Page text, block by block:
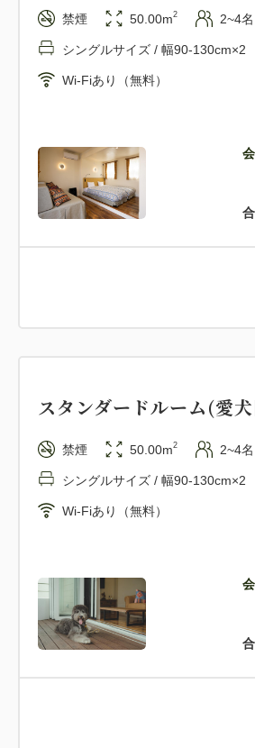
【特典・ポイント】
スタンダード棟：赤白選べる伊豆
２．オールインクルーシブ
弊社オリジナルワインをはじめと
コールと、ソフトドリンクやおつ
ーにてフリーフロー形式でご利用
や焼きマシュマロ作りまで、「す
試飲など、よりワインを楽しめる
前予約制・先着順）
【ご夕食】
ご夕食は伊豆の食材を取り入れた
事前に丁寧な下ごしらえが施され
肉や魚介は、仕上げ前の状態でお
各棟に設置された本格的なガスオ
ご自身で仕上げていただきます
禁煙 50.00m2 2~4名
シングルサイズ / 幅90-130cm×2
Wi-Fiあり（無料）
スタンダードルーム(愛
禁煙 50.00m2 2~4名
シングルサイズ / 幅90-130cm×2
Wi-Fiあり（無料）